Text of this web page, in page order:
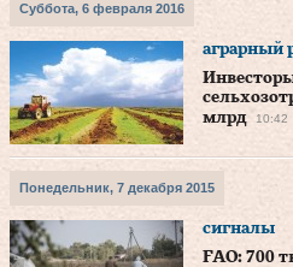
Суббота, 6 февраля 2016
аграрный
млрд
10:42
Понедельник, 7 декабря 2015
сигналы
FAO: 700